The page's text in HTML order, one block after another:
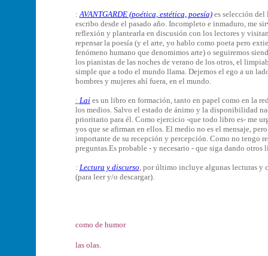
:AVANTGARDE (poética, estética, poesía)es selección del
escribo desde el pasado año. Incompleto e inmaduro, me
reflexión y plantearla en discusión con los lectores y
repensar la poesía (y el arte, yo hablo como poeta pero
fenómeno humano que denomimos arte) o seguiremos
los pianistas de las noches de verano de los otros, el
simple que a todo el mundo llama. Dejemos el ego a un
hombres y mujeres ahí fuera, en el mundo.
: Laies un libro en formación, tanto en papel como en la
los medios. Salvo el estado de ánimo y la disponibilidad
prioritario para él. Como ejercicio -que todo libro es- me
yos que se afirman en ellos. El medio no es el mensaje,
importante de su recepción y percepción. Como no tengo
preguntas.Es probable - y necesario - que siga dando otros
: Lectura y discurso, por último incluye algunas lecturas y
(para leer y/o descargar).
como de humor
las olas.